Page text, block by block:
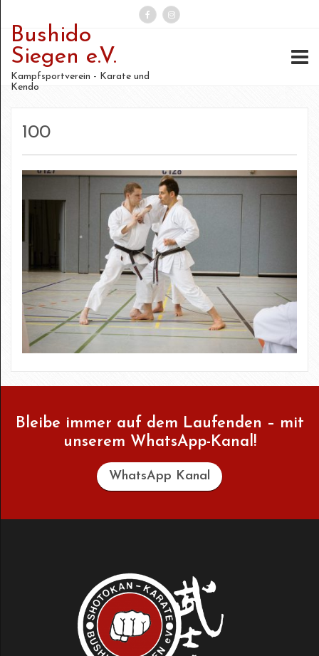
Suchen
nach:
Bushido
Siegen e.V.
Kampfsportverein - Karate und
Kendo
100
Bleibe immer auf dem Laufenden – mit
unserem WhatsApp-Kanal!
WhatsApp Kanal